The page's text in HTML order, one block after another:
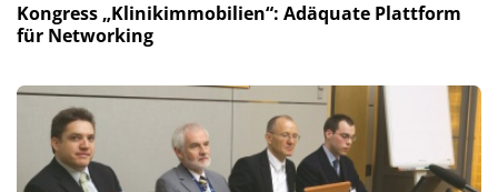
Kongress „Klinikimmobilien“: Adäquate Plattform
für Networking